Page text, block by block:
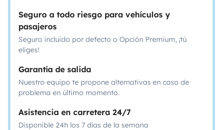
Seguro a todo riesgo para vehículos y
pasajeros
Seguro incluido por defecto o Opción Premium, ¡tú
eliges!
Garantía de salida
Nuestro equipo te propone alternativas en caso de
problema en último momento.
Asistencia en carretera 24/7
Disponible 24h los 7 días de la semana